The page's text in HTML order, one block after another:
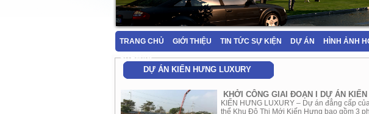
TRANG CHỦ GIỚI THIỆU TIN TỨC SỰ KIỆN DỰ ÁN HÌNH ẢNH
SITEMAP
DỰ ÁN KIẾN HƯNG LUXURY
KHỞI CÔNG GIAI ĐOẠN I DỰ ÁN
KIẾN HƯNG LUXURY – Dự án đẳng cấp
thể Khu Đô Thị Mới Kiến Hưng bao gồm 3